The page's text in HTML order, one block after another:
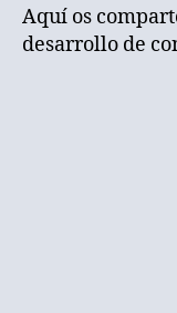
Aquí os
desarrollo de